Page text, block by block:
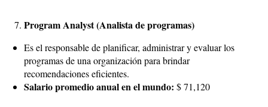
Program Analyst (Analista de programas)
Es el responsable de planificar, administrar y evaluar los
programas de una organización para brindar
recomendaciones eficientes.
Salario promedio anual en el mundo: $ 71,120